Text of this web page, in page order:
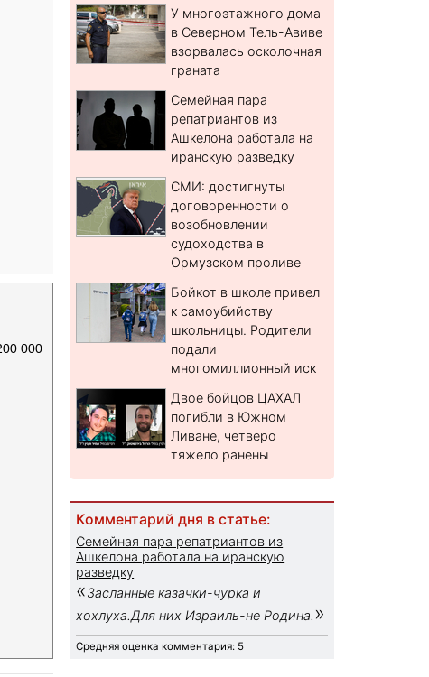
000
У многоэтажного дома
в Северном Тель-Авиве
взорвалась осколочная
граната
Семейная пара
репатриантов из
Ашкелона работала на
иранскую разведку
СМИ: достигнуты
договоренности о
возобновлении
судоходства в
Ормузском проливе
Бойкот в школе привел
к самоубийству
школьницы. Родители
подали
многомиллионный иск
Двое бойцов ЦАХАЛ
погибли в Южном
Ливане, четверо
тяжело ранены
Комментарий дня в статье:
Семейная пара репатриантов из
Ашкелона работала на иранскую
разведку
«Засланные казачки-чурка и
хохлуха.Для них Израиль-не Родина. »
Средняя оценка комментария: 5